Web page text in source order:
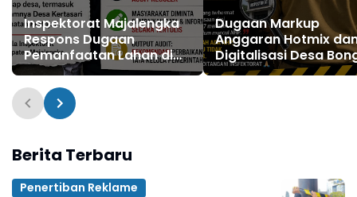
Inspektorat Majalengka
Respons Dugaan
Pemanfaatan Lahan di
Kertajati, Desa Kertasari
Tengah Diaudit
Dugaan Markup
Anggaran Hotmix
Digitalisasi Desa
Wetan Jadi Sorotan
Berita Terbaru
Penertiban Reklame